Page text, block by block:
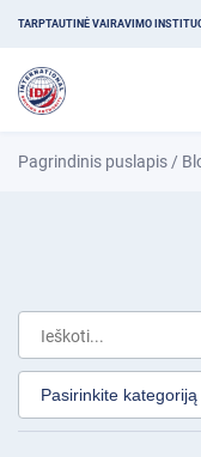
TARPTAUTINĖ VAIRAVIMO
Pagrindinis puslapis /